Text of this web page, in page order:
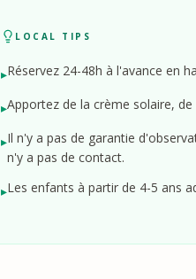
LOCAL TIPS
▸Réservez 24-48h à l'avance en
▸Apportez de la crème solaire,
▸Il n'y a pas de garantie
n'y a pas de contact.
▸Les enfants à partir de 4-5 ans